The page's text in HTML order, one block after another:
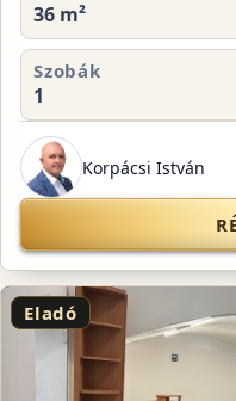
36 m²
Szobák
1
Korpácsi István
Eladó